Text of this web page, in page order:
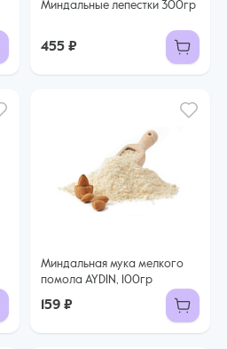
Миндальные лепестки 300гр
455 ₽
Миндальная мука мелкого
помола AYDIN, 100гр
159 ₽